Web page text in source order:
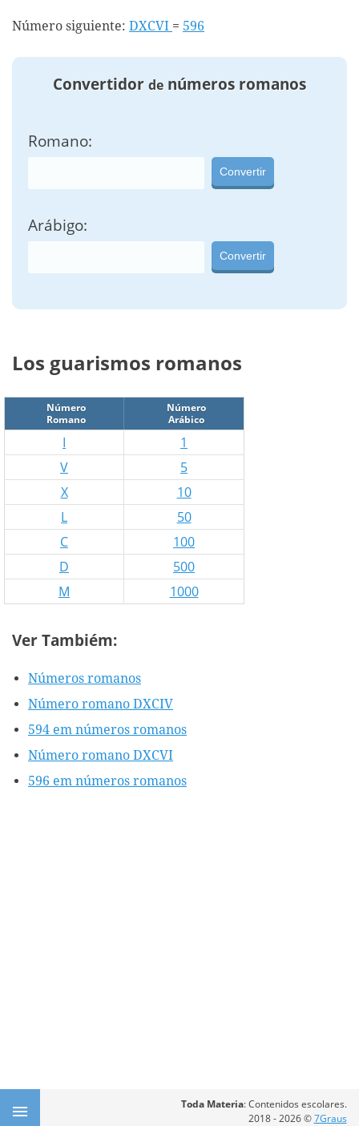
Número siguiente: DXCVI = 596
Convertidor de números romanos
Romano:
Convertir
Arábigo:
Convertir
Los guarismos romanos
Número
Romano
Número
Arábico
I
1
V
5
X
10
L
50
C
100
D
500
M
1000
Ver Tambiém:
Números romanos
Número romano DXCIV
594 em números romanos
Número romano DXCVI
596 em números romanos
Toda Materia: Contenidos escolares.
2018 - 2026 ©7Graus